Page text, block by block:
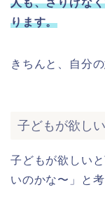
ります。
きちんと、自分
子どもが欲し
子どもが欲しい
いのかな〜」と考